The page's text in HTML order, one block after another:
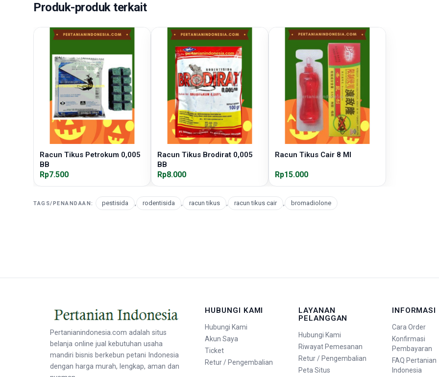
Produk-produk terkait
Racun Tikus Petrokum 0,005
BB
Rp7.500
Racun Tikus Brodirat 0,005
BB
Rp8.000
Racun Tikus Cair 8 Ml
Rp15.000
TAGS/PENANDAAN: pestisida , rodentisida , racun tikus , racun tikus cair , bromadiolone
Pertanianindonesia.com adalah situs
belanja online jual kebutuhan usaha
mandiri bisnis berkebun petani Indonesia
dengan harga murah, lengkap, aman dan
HUBUNGI KAMI
Hubungi Kami
Akun Saya
Ticket
Retur / Pengembalian
LAYANAN
PELANGGAN
Hubungi Kami
Riwayat Pemesanan
Retur / Pengembalian
Peta Situs
INFORMASI
Cara Order
Konfirmasi
Pembayaran
FAQ Pertanian
Indonesia